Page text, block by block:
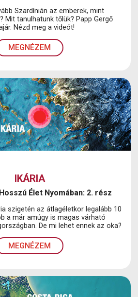
Szardínián az emberek, mint
Mit tanulhatunk tőlük? Papp Gergő
Nézd meg a videót!
MEGNÉZEM
IKÁRIA
Élet Nyomában: 2. rész
szigetén az átlagéletkor legalább 10
a már amúgy is magas várható
De mi lehet ennek az oka?
MEGNÉZEM